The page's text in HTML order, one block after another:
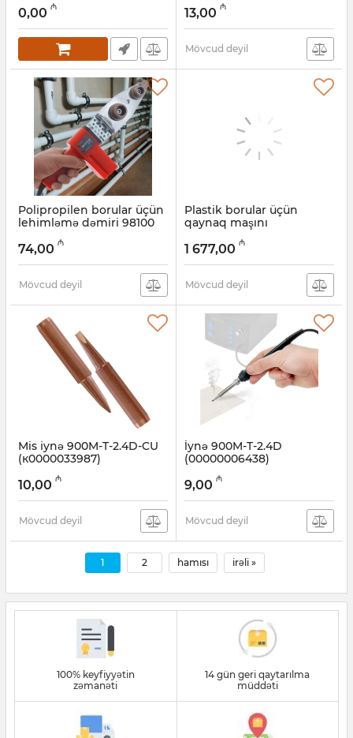
Artikul:
0,00 ₼
Artikul:
13,00 ₼
Mövcud deyil
Polipropilen borular üçün
lehimləmə dəmiri 98100
Artikul: 003001543
74,00 ₼
Mövcud deyil
Plastik borular üçün
qaynaq maşını
(к0000033525)
Artikul: 003001541
1 677,00 ₼
Mövcud deyil
Mis iynə 900M-T-2.4D-CU
(к0000033987)
003001218
10,00 ₼
Mövcud deyil
İynə 900M-T-2.4D
(00000006438)
003001206
9,00 ₼
Mövcud deyil
1 2 hamısı irəli »
100% keyfiyyətin
zəmanəti
14 gün geri qaytarılma
müddəti